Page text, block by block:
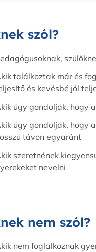
szól?
találkoztak már és
és kevésbé jól
úgy gondolják, hogy
úgy gondolják, hogy
távon egyaránt
szeretnének
nevelni
nem szól?
nem foglalkoznak